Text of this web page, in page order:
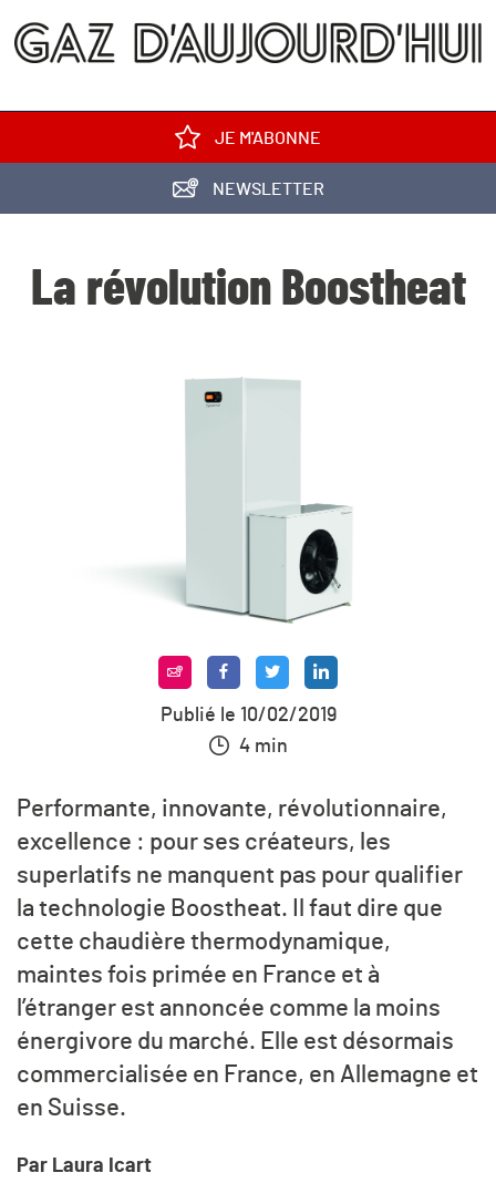
JE M'ABONNE
NEWSLETTER
La révolution Boostheat
Publié le 10/02/2019
4 min
Performante, innovante, révolutionnaire,
excellence : pour ses créateurs, les
superlatifs ne manquent pas pour qualifier
la technologie Boostheat. Il faut dire que
cette chaudière thermodynamique,
maintes fois primée en France et à
l’étranger est annoncée comme la moins
énergivore du marché. Elle est désormais
commercialisée en France, en Allemagne et
en Suisse.
Par Laura Icart